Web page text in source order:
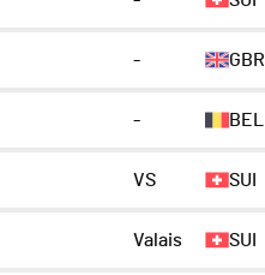
- GBR
- BEL
VS SUI
Valais SUI